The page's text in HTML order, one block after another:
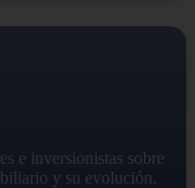
e inversionistas sobre
y su evolución.